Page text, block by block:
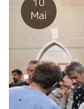
のワインは濃縮
るで“水”のような
生がそのまま表現
ランの人生、そし
ン。酷使した自分
だ。 お疲れの皆さ
ーット体が軽くな
Mai